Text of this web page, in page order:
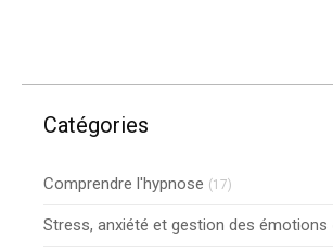
Catégories
Comprendre l'hypnose (17)
Stress, anxiété et gestion des émotions